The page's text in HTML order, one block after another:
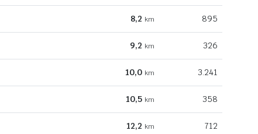
8,2 km 895
9,2 km 326
10,0 km 3.241
10,5 km 358
12,2 km 712